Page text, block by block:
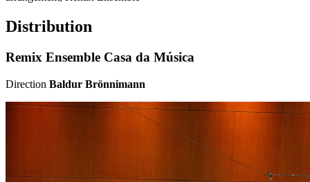
Distribution
Remix Ensemble Casa da Música
Direction Baldur Brönnimann